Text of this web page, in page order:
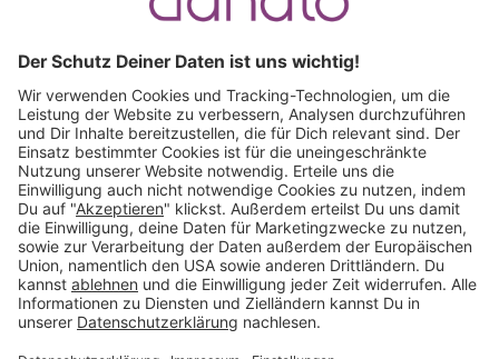
+49 (0) 511 51 56 0300
schreib uns eineE-Mail
Käuferschutz inklusive Kauf auf Rechnung
Mitglied im: